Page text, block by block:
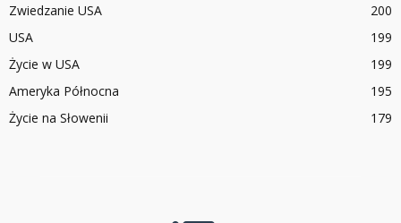
Zwiedzanie USA
200
USA
199
Życie w USA
199
Ameryka Północna
195
Życie na Słowenii
179